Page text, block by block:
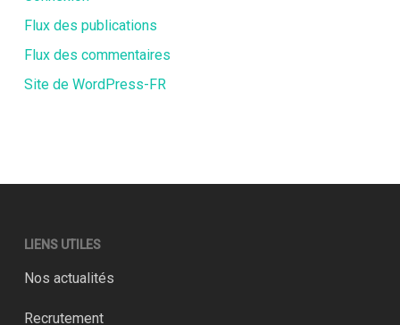
Flux des publications
Flux des commentaires
Site de WordPress-FR
LIENS UTILES
Nos actualités
Recrutement